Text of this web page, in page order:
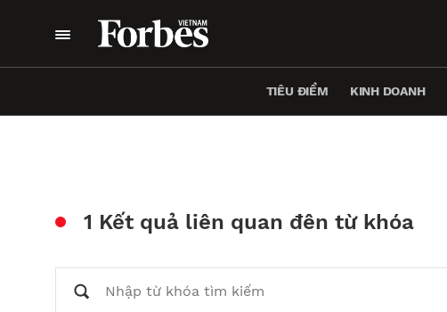
TIÊU ĐIỂM KINH DOANH
1 Kết quả liên quan đên từ khóa